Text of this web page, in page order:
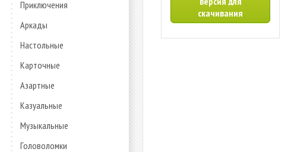
Приключения
Аркады
Настольные
Карточные
Азартные
Казуальные
Музыкальные
Головоломки
скачивания